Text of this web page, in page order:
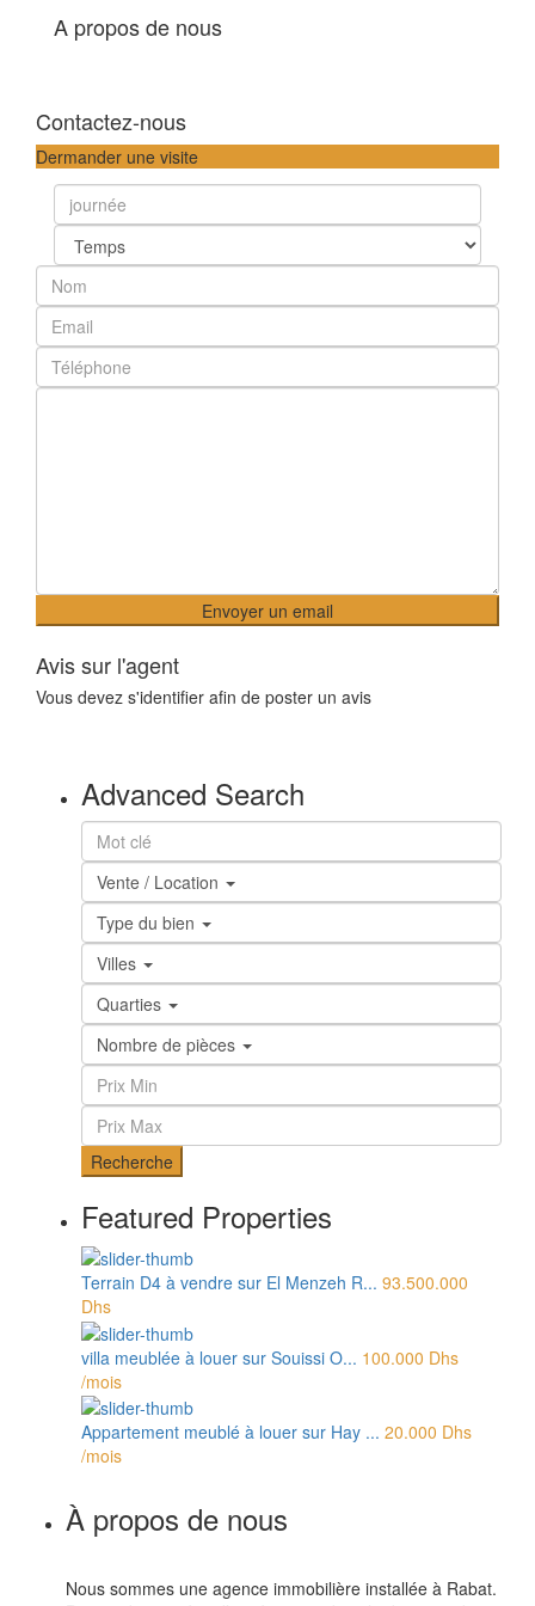
A propos de nous
Contactez-nous
Dermander une visite
Avis sur l'agent
Vous devez s'identifier afin de poster un avis
Advanced Search
Vente / Location
Type du bien
Villes
Quarties
Nombre de pièces
Recherche
Featured Properties
Terrain D4 à vendre sur El Menzeh R... 93.500.000
Dhs
villa meublée à louer sur Souissi O... 100.000 Dhs
/mois
Appartement meublé à louer sur Hay ... 20.000 Dhs
/mois
À propos de nous
Nous sommes une agence immobilière installée à Rabat.